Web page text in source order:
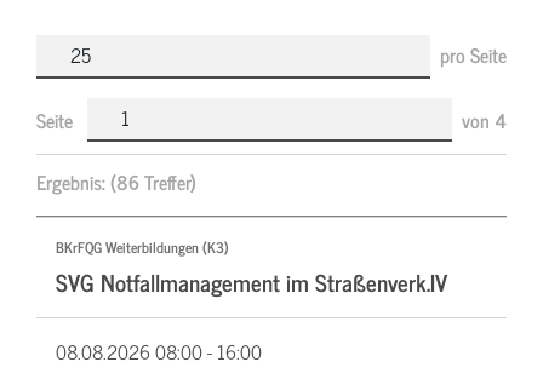
pro Seite
Seite von 4
Ergebnis:(86 Treffer)
BKrFQG Weiterbildungen (K3)
SVG Notfallmanagement im Straßenverk.IV
08.08.202608:00 - 16:00